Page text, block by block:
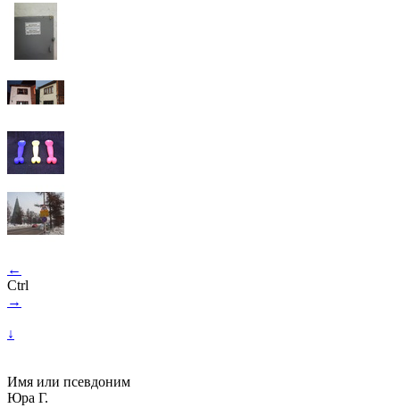
←
Ctrl
→
↓
Имя или псевдоним
Юра Г.